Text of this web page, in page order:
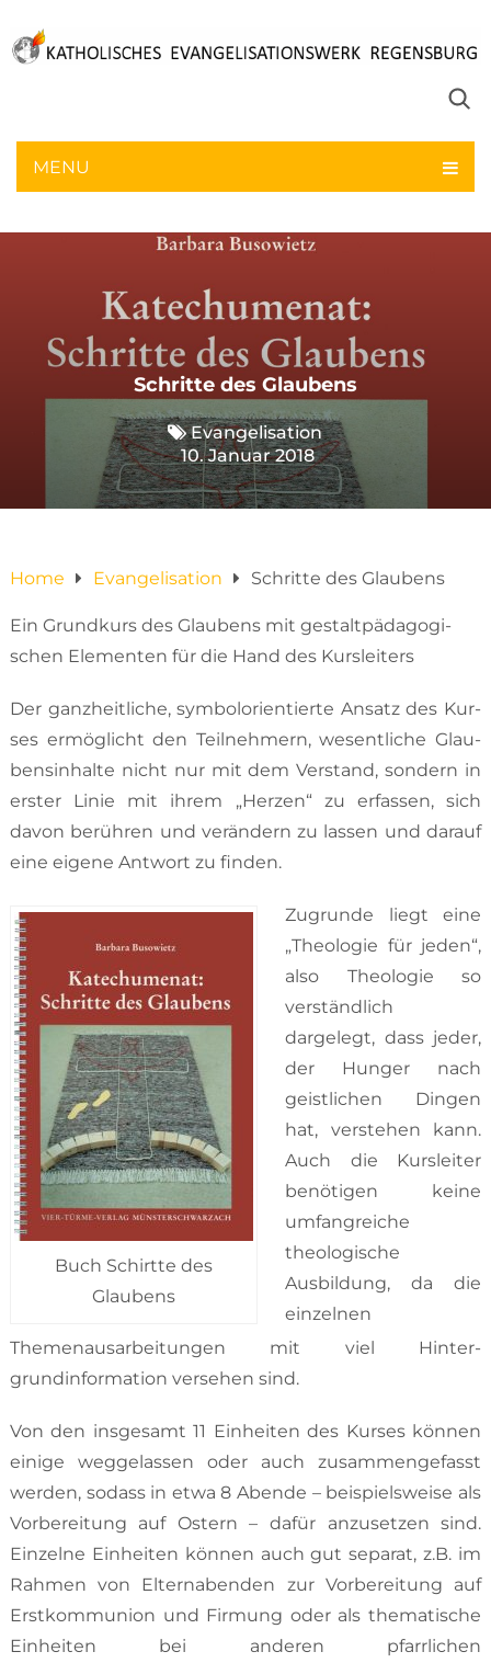
MENU
Schritte des Glaubens
Evangelisation
10. Januar 2018
Home Evangelisation Schritte des Glaubens
Ein Grundkurs des Glaubens mit gestaltpädagogi­
schen Elementen für die Hand des Kursleiters
Der ganzheitliche, symbolorientierte Ansatz des Kur­
ses ermöglicht den Teilnehmern, we­sentliche Glau­
bensinhalte nicht nur mit dem Verstand, sondern in
erster Linie mit ihrem „Herzen“ zu erfassen, sich
davon berühren und verändern zu lassen und darauf
eine eigene Antwort zu finden.
Buch Schirtte des
Glaubens
Zugrunde liegt eine
„Theologie für jeden“,
also Theologie so
verständ­lich
dargelegt, dass je­der,
der Hunger nach
geistlichen Dingen
hat, verstehen kann.
Auch die Kursleiter
benötigen keine
umfangreiche
theologische
Ausbildung, da die
einzelnen
Themenausarbeitungen mit viel Hinter­
grundinformation verse­hen sind.
Von den insgesamt 11 Einheiten des Kurses können
einige weggelassen oder auch zusam­mengefasst
wer­den, sodass in etwa 8 Abende – beispielsweise als
Vorbereitung auf Ostern – dafür an­zusetzen sind.
Einzelne Einheiten können auch gut separat, z.B. im
Rahmen von Elternabenden zur Vorbereitung auf
Erst­kom­munion und Firmung oder als thematische
Einheiten bei ande­ren pfarrlichen